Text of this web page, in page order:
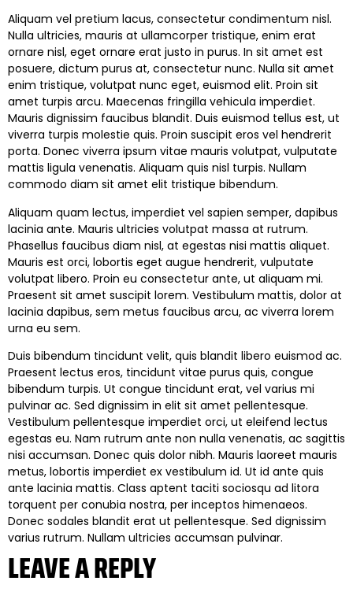
Aliquam vel pretium lacus, consectetur condimentum nisl.
Nulla ultricies, mauris at ullamcorper tristique, enim erat
ornare nisl, eget ornare erat justo in purus. In sit amet est
posuere, dictum purus at, consectetur nunc. Nulla sit amet
enim tristique, volutpat nunc eget, euismod elit. Proin sit
amet turpis arcu. Maecenas fringilla vehicula imperdiet.
Mauris dignissim faucibus blandit. Duis euismod tellus est, ut
viverra turpis molestie quis. Proin suscipit eros vel hendrerit
porta. Donec viverra ipsum vitae mauris volutpat, vulputate
mattis ligula venenatis. Aliquam quis nisl turpis. Nullam
commodo diam sit amet elit tristique bibendum.
Aliquam quam lectus, imperdiet vel sapien semper, dapibus
lacinia ante. Mauris ultricies volutpat massa at rutrum.
Phasellus faucibus diam nisl, at egestas nisi mattis aliquet.
Mauris est orci, lobortis eget augue hendrerit, vulputate
volutpat libero. Proin eu consectetur ante, ut aliquam mi.
Praesent sit amet suscipit lorem. Vestibulum mattis, dolor at
lacinia dapibus, sem metus faucibus arcu, ac viverra lorem
urna eu sem.
Duis bibendum tincidunt velit, quis blandit libero euismod ac.
Praesent lectus eros, tincidunt vitae purus quis, congue
bibendum turpis. Ut congue tincidunt erat, vel varius mi
pulvinar ac. Sed dignissim in elit sit amet pellentesque.
Vestibulum pellentesque imperdiet orci, ut eleifend lectus
egestas eu. Nam rutrum ante non nulla venenatis, ac sagittis
nisi accumsan. Donec quis dolor nibh. Mauris laoreet mauris
metus, lobortis imperdiet ex vestibulum id. Ut id ante quis
ante lacinia mattis. Class aptent taciti sociosqu ad litora
torquent per conubia nostra, per inceptos himenaeos.
Donec sodales blandit erat ut pellentesque. Sed dignissim
varius rutrum. Nullam ultricies accumsan pulvinar.
LEAVE A REPLY